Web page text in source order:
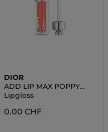
DIOR
ADD LIP MAX POPPY
CORAL
Lipgloss
0.00 CHF